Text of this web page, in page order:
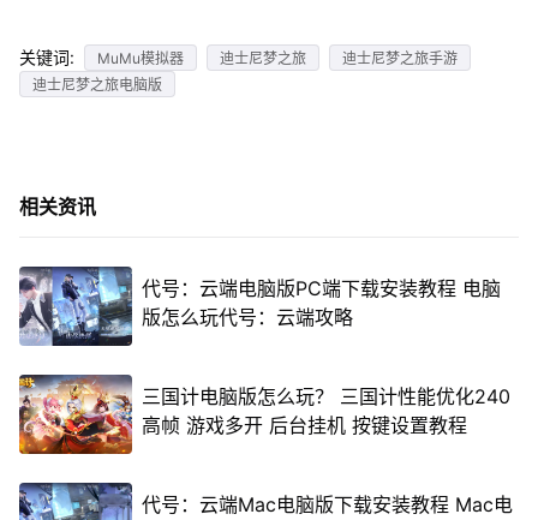
关键词: MuMu模拟器 迪士尼梦之旅
迪士尼梦之旅手游
迪士尼梦之旅电脑版
相关资讯
代号：云端电脑版PC端下载安装教程 电脑
版怎么玩代号：云端攻略
三国计电脑版怎么玩？ 三国计性能优化240
高帧 游戏多开 后台挂机 按键设置教程
代号：云端Mac电脑版下载安装教程 Mac电